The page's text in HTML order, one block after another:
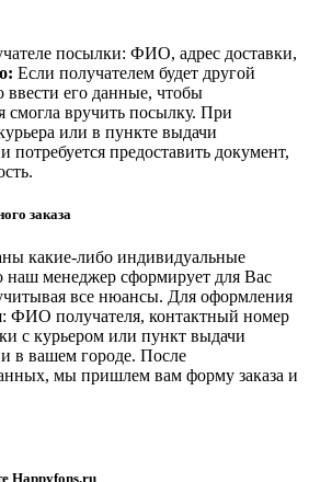
посылки: ФИО, адрес доставки,
Если получателем будет другой
ввести его данные, чтобы
смогла вручить посылку. При
или в пункте выдачи
потребуется предоставить документ,
заказа
какие-либо индивидуальные
наш менеджер сформирует для Вас
все нюансы. Для оформления
ФИО получателя, контактный номер
с курьером или пункт выдачи
в вашем городе. После
мы пришлем вам форму заказа и
Happyfons.ru